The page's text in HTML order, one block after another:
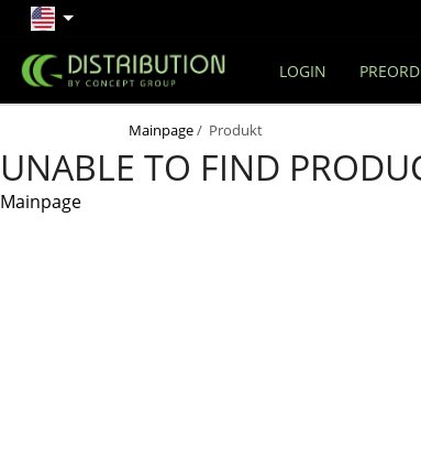
LOGIN
Mainpage/ Produkt
UNABLE TO FIND
Mainpage